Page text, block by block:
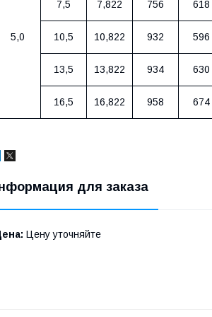
5,0
7,5 7,822 756 618
10,5 10,822 932 596
13,5 13,822 934
630
16,5 16,822 958 674
для заказа
Цену уточняйте